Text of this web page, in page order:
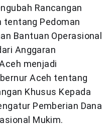
Rancangan
tentang Pedoman
Bantuan Operasional
Anggaran
menjadi
Aceh tentang
Khusus Kepada
Pemberian Dana
Mukim.